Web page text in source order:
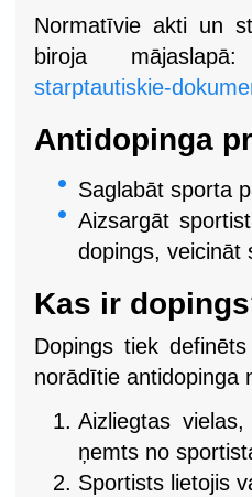
Normatīvie akti un
biroja
starptautiskie-
Antidopinga
Saglabāt sporta
Aizsargāt
dopings, veicināt
Kas ir
Dopings tiek
norādītie antidopinga
Aizliegtas
ņemts no
Sportists lietojis